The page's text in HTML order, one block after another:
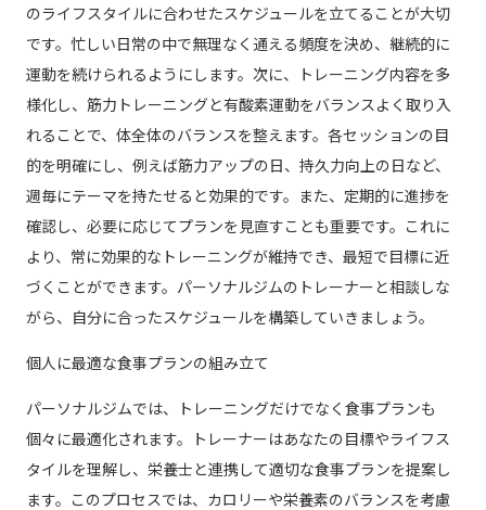
のライフスタイルに合わせたスケジュールを立てることが大切
です。忙しい日常の中で無理なく通える頻度を決め、継続的に
運動を続けられるようにします。次に、トレーニング内容を多
様化し、筋力トレーニングと有酸素運動をバランスよく取り入
れることで、体全体のバランスを整えます。各セッションの目
的を明確にし、例えば筋力アップの日、持久力向上の日など、
週毎にテーマを持たせると効果的です。また、定期的に進捗を
確認し、必要に応じてプランを見直すことも重要です。これに
より、常に効果的なトレーニングが維持でき、最短で目標に近
づくことができます。パーソナルジムのトレーナーと相談しな
がら、自分に合ったスケジュールを構築していきましょう。
個人に最適な食事プランの組み立て
パーソナルジムでは、トレーニングだけでなく食事プランも
個々に最適化されます。トレーナーはあなたの目標やライフス
タイルを理解し、栄養士と連携して適切な食事プランを提案し
ます。このプロセスでは、カロリーや栄養素のバランスを考慮